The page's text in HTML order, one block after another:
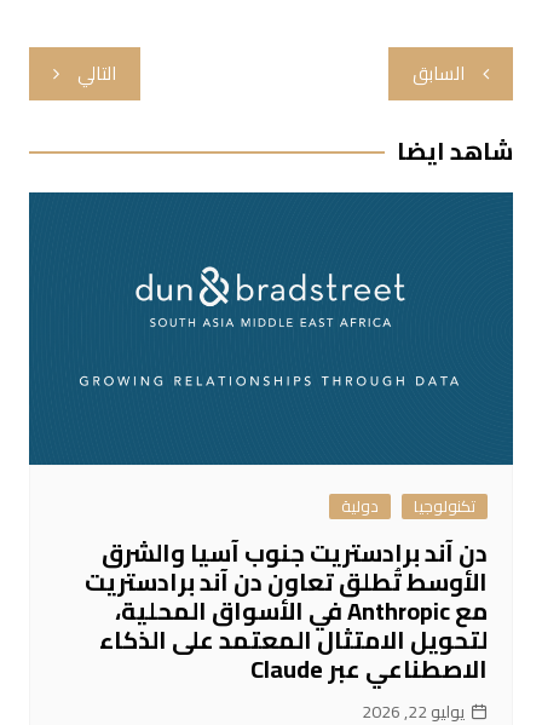
تصفّح
المقالات
السابق التالي
شاهد ايضا
تكنولوجيا دولية
دن آند برادستريت جنوب آسيا والشرق
الأوسط تُطلق تعاون دن آند برادستريت
مع Anthropic في الأسواق المحلية،
لتحويل الامتثال المعتمد على الذكاء
الاصطناعي عبر Claude
يوليو 22, 2026